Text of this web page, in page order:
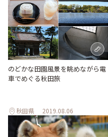
のどかな田園風景を眺めながら電
車でめぐる秋田旅
秋田県 2019.08.06